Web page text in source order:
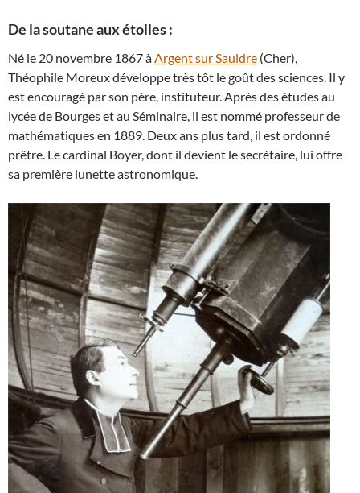
De la soutane aux étoiles :
Né le 20 novembre 1867 àArgent sur Sauldre (Cher),
Théophile Moreux développe très tôt le goût des sciences. Il y
est encouragé par son père, instituteur. Après des études au
lycée de Bourges et au Séminaire, il est nommé professeur de
mathématiques en 1889. Deux ans plus tard, il est ordonné
prêtre. Le cardinal Boyer, dont il devient le secrétaire, lui offre
sa première lunette astronomique.